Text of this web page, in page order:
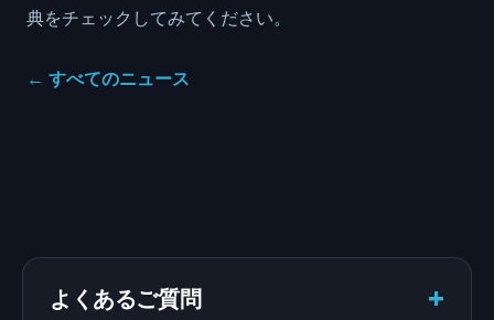
典をチェックしてみてください。
← すべてのニュース
よくあるご質問 +